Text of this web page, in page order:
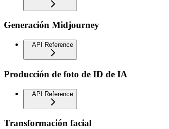
Generación Midjourney
API Reference
Producción de foto de ID de IA
API Reference
Transformación facial